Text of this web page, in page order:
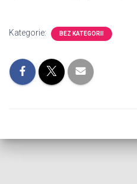
Kategorie: BEZ KATEGORII